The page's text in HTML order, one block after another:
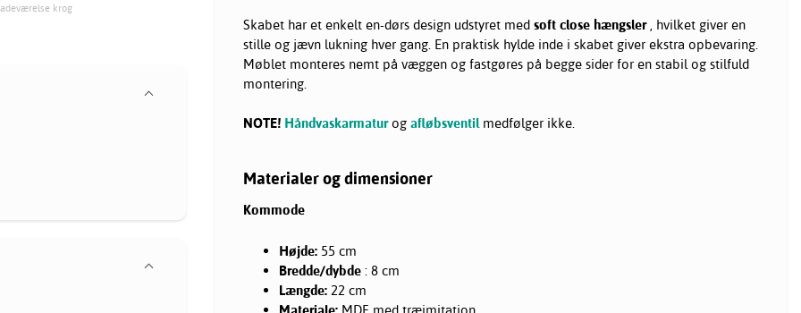
krog
Skabet har et enkelt en-dørs design udstyret med soft close hængsler, hvilket giver en
stille og jævn lukning hver gang. En praktisk hylde inde i skabet giver ekstra opbevaring.
Møblet monteres nemt på væggen og fastgøres på begge sider for en stabil og stilfuld
montering.
NOTE! Håndvaskarmaturog afløbsventilmedfølger ikke.
Materialer og dimensioner
Kommode
Højde: 55 cm
Bredde/dybde : 8 cm
Længde: 22 cm